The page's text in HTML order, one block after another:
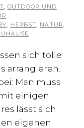
,OUTDOOR UND
, HERBST, NATUR,
sich tolle
arrangieren.
Man muss
einigen
lässt sich
eigenen